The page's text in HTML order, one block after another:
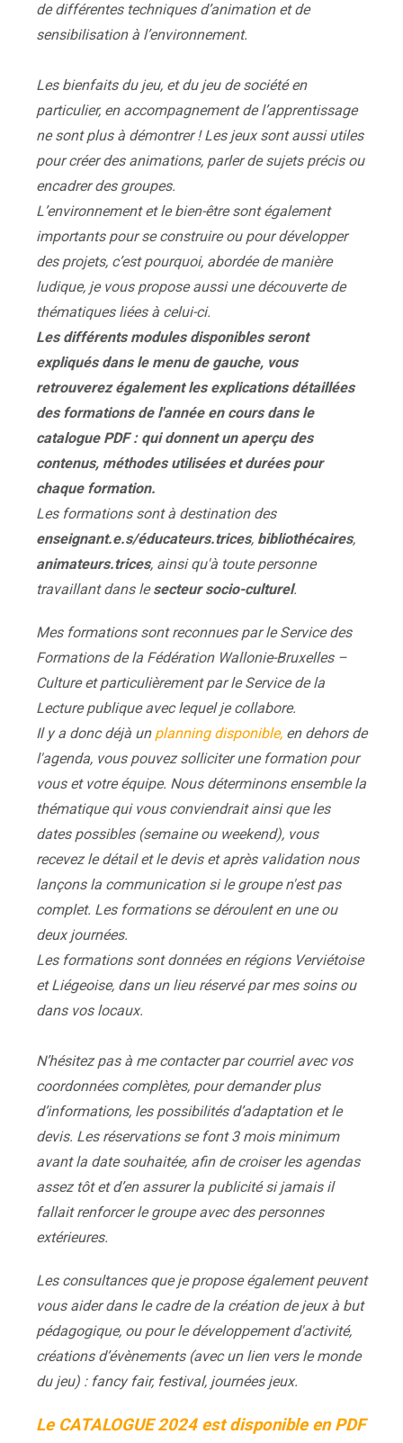
de différentes techniques d’animation et de
sensibilisation à l’environnement.
Les bienfaits du jeu, et du jeu de société en
particulier, en accompagnement de l’apprentissage
ne sont plus à démontrer ! Les jeux sont aussi utiles
pour créer des animations, parler de sujets précis ou
encadrer des groupes.
L’environnement et le bien-être sont également
importants pour se construire ou pour développer
des projets, c’est pourquoi, abordée de manière
ludique, je vous propose aussi une découverte de
thématiques liées à celui-ci.
Les différents modules disponibles seront
expliqués dans le menu de gauche, vous
retrouverez également les explications détaillées
des formations de l'année en cours dans le
catalogue PDF : qui donnent un aperçu des
contenus, méthodes utilisées et durées pour
chaque formation.
Les formations sont à destination des
enseignant.e.s/éducateurs.trices, bibliothécaires,
animateurs.trices, ainsi qu'à toute personne
travaillant dans lesecteur socio-culturel.
Mes formations sont reconnues par le Service des
Formations de la Fédération Wallonie-Bruxelles –
Culture et particulièrement par le Service de la
Lecture publique avec lequel je collabore.
Il y a donc déjà un planning disponible, en dehors de
l'agenda, vous pouvez solliciter une formation pour
vous et votre équipe. Nous déterminons ensemble la
thématique qui vous conviendrait ainsi que les
dates possibles (semaine ou weekend), vous
recevez le détail et le devis et après validation nous
lançons la communication si le groupe n'est pas
complet. Les formations se déroulent en une ou
deux journées.
Les formations sont données en régions Verviétoise
et Liégeoise, dans un lieu réservé par mes soins ou
dans vos locaux.
N’hésitez pas à me contacter par courriel avec vos
coordonnées complètes, pour demander plus
d’informations, les possibilités d’adaptation et le
devis. Les réservations se font 3 mois minimum
avant la date souhaitée, afin de croiser les agendas
assez tôt et d’en assurer la publicité si jamais il
fallait renforcer le groupe avec des personnes
extérieures.
Les consultances que je propose également peuvent
vous aider dans le cadre de la création de jeux à but
pédagogique, ou pour le développement d'activité,
créations d’évènements (avec un lien vers le monde
du jeu) : fancy fair, festival, journées jeux.
Le CATALOGUE 2024 est disponible en PDF